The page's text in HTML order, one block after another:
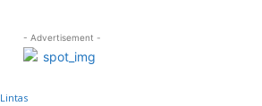
- Advertisement -
Lintas